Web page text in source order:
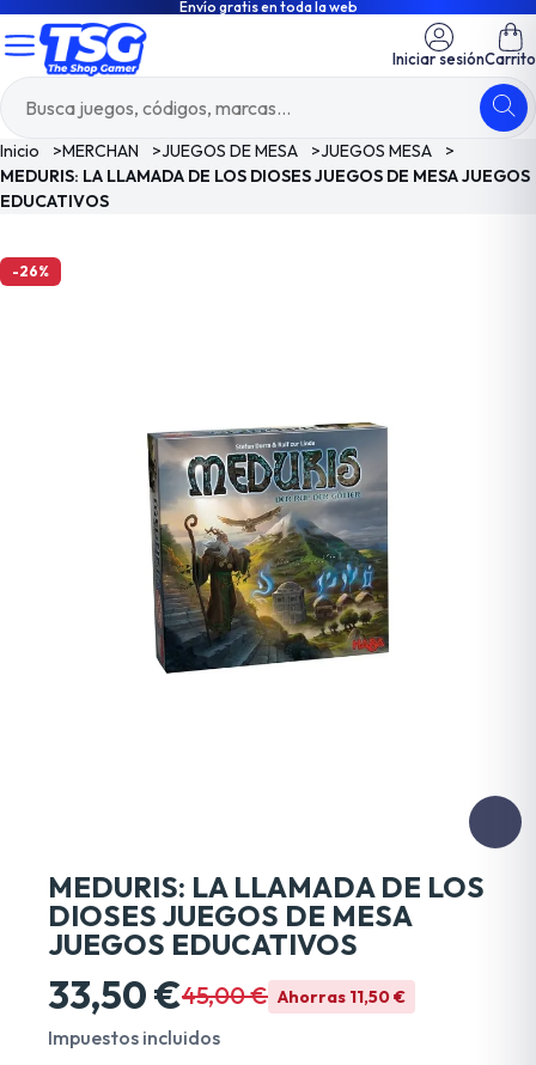
Envío gratis en toda la web
Iniciar sesiónCarrito
Inicio >MERCHAN >JUEGOS DE MESA >JUEGOS MESA
>
MEDURIS: LA LLAMADA DE LOS DIOSES JUEGOS DE MESA JUEGOS
EDUCATIVOS
-26%
MEDURIS: LA LLAMADA DE LOS
DIOSES JUEGOS DE MESA
JUEGOS EDUCATIVOS
33,50 €45,00 € Ahorras 11,50 €
Impuestos incluidos